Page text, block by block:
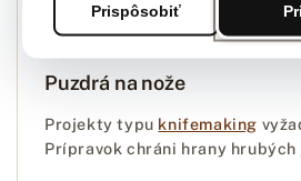
Puzdrá na nože
Projekty typu knifemaking
Prípravok chráni hrany hrubých
Prispôsobiť